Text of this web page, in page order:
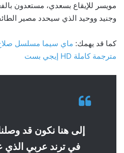
مويسر للإيقاع بسعدي، مستعدون
وجنيد ووحيد الذي سيحدد مصير
كما قد يهمك:
مترجمة كاملة HD إيجي بست
إلى هنا نكون قد
في ترند عربي الذي